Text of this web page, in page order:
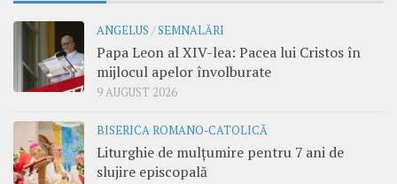
ANGELUS /SEMNALĂRI
Papa Leon al XIV-lea: Pacea lui Cristos în
mijlocul apelor învolburate
9 AUGUST 2026
BISERICA ROMANO-CATOLICĂ
Liturghie de mulțumire pentru 7 ani de
slujire episcopală